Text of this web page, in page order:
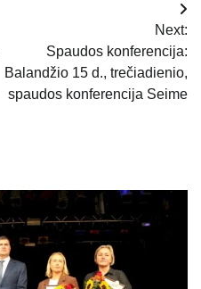
Next:
Spaudos konferencija:
Balandžio 15 d., trečiadienio,
spaudos konferencija Seime